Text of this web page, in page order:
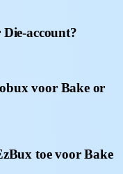
account?
voor Bake or
toe voor Bake